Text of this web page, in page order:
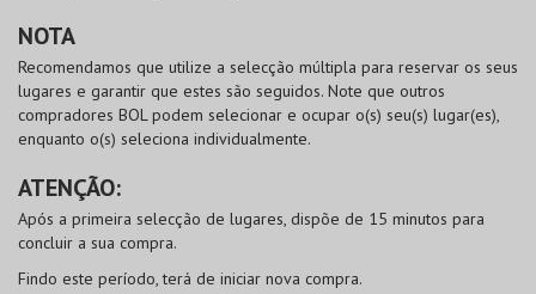
NOTA
Recomendamos que utilize a selecção múltipla para reservar os seus
lugares e garantir que estes são seguidos. Note que outros
compradores BOLpodem selecionar e ocupar o(s) seu(s) lugar(es),
enquanto o(s) seleciona individualmente.
ATENÇÃO:
Após a primeira selecção de lugares, dispõe de 15 minutos para
concluir a sua compra.
Findo este período, terá de iniciar nova compra.